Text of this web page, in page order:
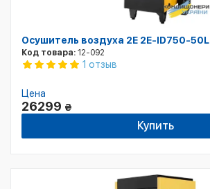
Осушитель воздуха 2E 2E-ID750-50L
Код товара: 12-092
1 отзыв
Цена
26299 ₴
Купить